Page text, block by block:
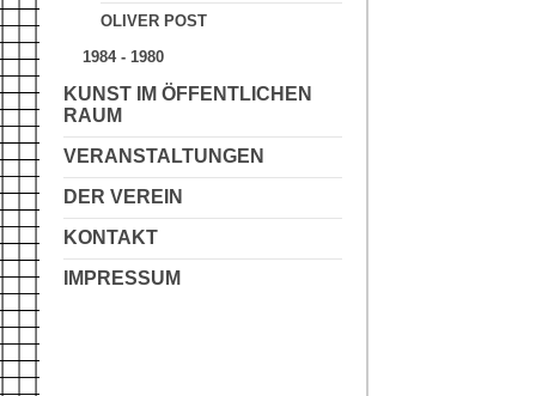
OLIVER POST
1984 - 1980
KUNST IM ÖFFENTLICHEN
RAUM
VERANSTALTUNGEN
DER VEREIN
KONTAKT
IMPRESSUM